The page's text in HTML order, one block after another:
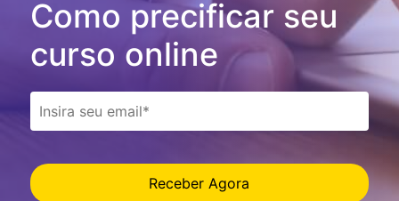
Como precificar seu
curso online
Receber Agora